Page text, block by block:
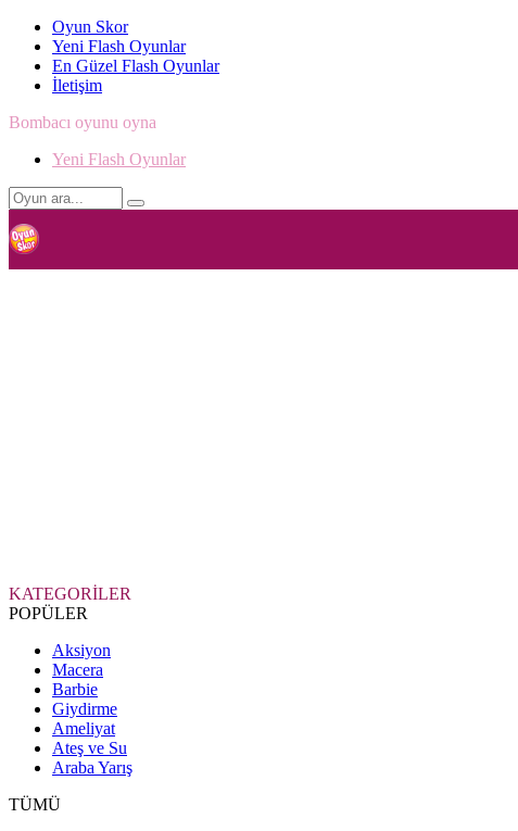
Oyun Skor
Yeni Flash Oyunlar
En Güzel Flash Oyunlar
İletişim
Bombacı oyunu oyna
Yeni Flash Oyunlar
KATEGORİLER
POPÜLER
Aksiyon
Macera
Barbie
Giydirme
Ameliyat
Ateş ve Su
Araba Yarış
TÜMÜ